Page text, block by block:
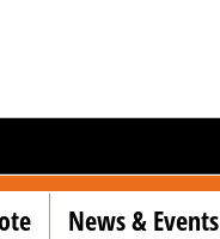
News & Events